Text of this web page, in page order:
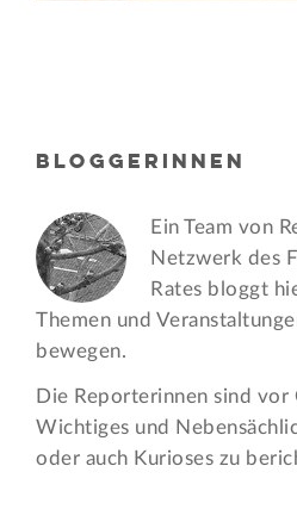
BLOGGERINNEN
Ein Team von
Netzwerk des
Rates bloggt
Themen und
bewegen.
Die Reporterinnen sind vor
Wichtiges und
oder auch Kurioses zu